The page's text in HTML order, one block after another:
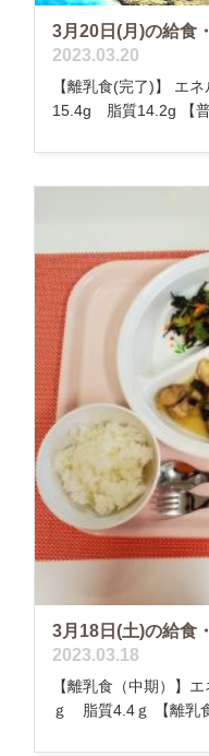
3月20日(月)の給食
2023.03.20
【離乳食(完了)】 エ
15.4g 脂質14.2g 【普
3月18日(土)の給食
2023.03.18
【離乳食（中期）】
ｇ 脂質4.4ｇ 【離乳